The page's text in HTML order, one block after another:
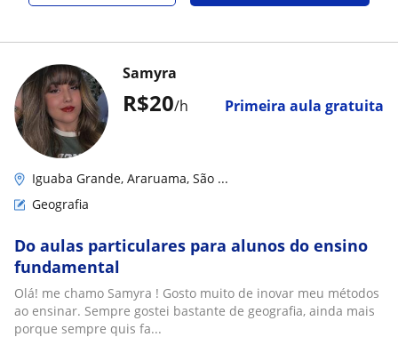
R$20/h Primeira aula gratuita
Samyra
Iguaba Grande, Araruama, São ...
Geografia
Do aulas particulares para alunos do ensino
fundamental
Olá! me chamo Samyra ! Gosto muito de inovar meu métodos
ao ensinar. Sempre gostei bastante de geografia, ainda mais
porque sempre quis fa...